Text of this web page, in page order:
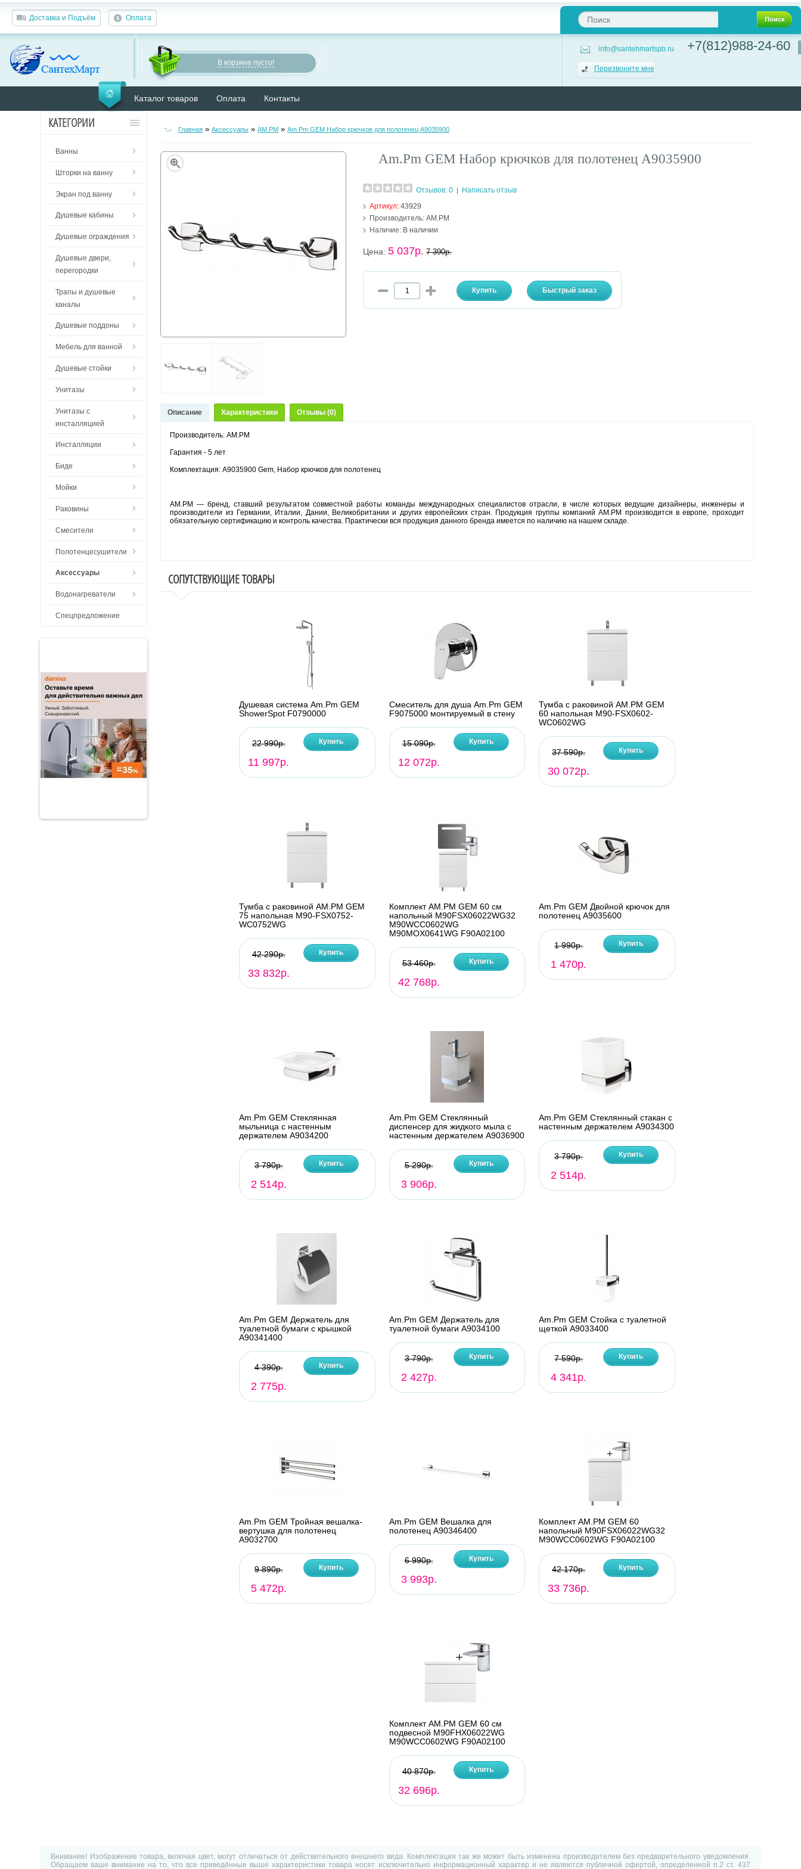
Доставка и Подъём Оплата Поиск
В корзине пусто!
info@santehmartspb.ru
Перезвоните мне
+7(812)988-24-60
Каталог товаров Оплата Контакты
КАТЕГОРИИ
Ванны
Шторки на ванну
Экран под ванну
Душевые кабины
Душевые ограждения
Душевые двери,
перегородки
Трапы и душевые
каналы
Душевые поддоны
Мебель для ванной
Душевые стойки
Унитазы
Унитазы с
инсталляцией
Инсталляции
Биде
Мойки
Раковины
Смесители
Полотенцесушители
Аксессуары
Водонагреватели
Спецпредложение
Главная »Аксессуары »AM.PM »Am.Pm GEM Набор крючков для полотенец A9035900
Am.Pm GEM Набор крючков для полотенец A9035900
Отзывов: 0 |
Написать отзыв
Артикул:43929
Производитель: AM.PM
Наличие: В наличии
Цена:5 037р. 7 390р.
Описание Характеристики Отзывы (0)
Производитель: AM.PM
Гарантия - 5 лет
Комплектация:A9035900 Gem, Набор крючков для полотенец
AM.PM — бренд, ставший результатом совместной работы команды международных специалистов отрасли, в числе которых ведущие дизайнеры, инженеры и
производители из Германии, Италии, Дании, Великобритании и других европейских стран. Продукция группы компаний AM.PM производится в европе, проходит
обязательную сертификацию и контроль качества. Практически вся продукция данного бренда имеется по наличию на нашем складе.
СОПУТСТВУЮЩИЕ ТОВАРЫ
Душевая система Am.Pm GEM
ShowerSpot F0790000
22 990р.
11 997р.
Купить
Смеситель для душа Am.Pm GEM
F9075000 монтируемый в стену
15 090р.
12 072р.
Купить
Тумба с раковиной AM.PM GEM
60 напольная M90-FSX0602-
WC0602WG
37 590р.
30 072р.
Купить
Тумба с раковиной AM.PM GEM
75 напольная M90-FSX0752-
WC0752WG
42 290р.
33 832р.
Купить
Комплект AM.PM GEM 60 см
напольный M90FSX06022WG32
M90WCC0602WG
M90MOX0641WG F90A02100
53 460р.
42 768р.
Купить
Am.Pm GEM Двойной крючок для
полотенец A9035600
1 990р.
1 470р.
Купить
Am.Pm GEM Стеклянная
мыльница с настенным
держателем A9034200
3 790р.
2 514р.
Купить
Am.Pm GEM Стеклянный
диспенсер для жидкого мыла с
настенным держателем A9036900
5 290р.
3 906р.
Купить
Am.Pm GEM Стеклянный стакан с
настенным держателем A9034300
3 790р.
2 514р.
Купить
Am.Pm GEM Держатель для
туалетной бумаги с крышкой
A90341400
4 390р.
2 775р.
Купить
Am.Pm GEM Держатель для
туалетной бумаги A9034100
3 790р.
2 427р.
Купить
Am.Pm GEM Стойка с туалетной
щеткой A9033400
7 590р.
4 341р.
Купить
Am.Pm GEM Тройная вешалка-
вертушка для полотенец
A9032700
9 890р.
5 472р.
Купить
Am.Pm GEM Вешалка для
полотенец A90346400
6 990р.
3 993р.
Купить
Комплект AM.PM GEM 60
напольный M90FSX06022WG32
M90WCC0602WG F90A02100
42 170р.
33 736р.
Купить
Комплект AM.PM GEM 60 см
подвесной M90FHX06022WG
M90WCC0602WG F90A02100
40 870р.
32 696р.
Купить
Внимание! Изображение товара, включая цвет, могут отличаться от действительного внешнего вида. Комплектация так же может быть изменена производителем без предварительного уведомления.
Обращаем ваше внимание на то, что все приведённые выше характеристики товара носят исключительно информационный характер и не являются публичной офертой, определенной п.2 ст. 437